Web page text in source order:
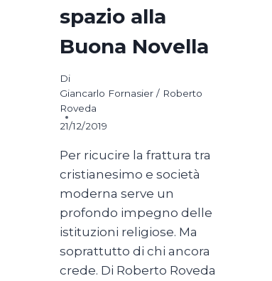
spazio alla
Buona Novella
Di
Giancarlo Fornasier / Roberto
Roveda
21/12/2019
Per ricucire la frattura tra
cristianesimo e società
moderna serve un
profondo impegno delle
istituzioni religiose. Ma
soprattutto di chi ancora
crede. Di Roberto Roveda